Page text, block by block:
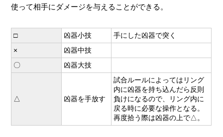
使って相手にダメージを与えることができる。
□ 凶器小技
手にした凶器で突く
×
凶器中技
〇
凶器大技
△ 凶器を手放す
試合ルールによってはリング
内に凶器を持ち込んだら反則
負けになるので、リング内に
戻る時に必要な操作となる。
再度拾う際は凶器の上で△。